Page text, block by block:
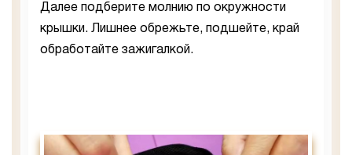
Далее подберите молнию по окружности
крышки. Лишнее обрежьте, подшейте, край
обработайте зажигалкой.